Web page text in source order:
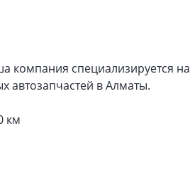
компания специализируется на
автозапчастей в Алматы.
км